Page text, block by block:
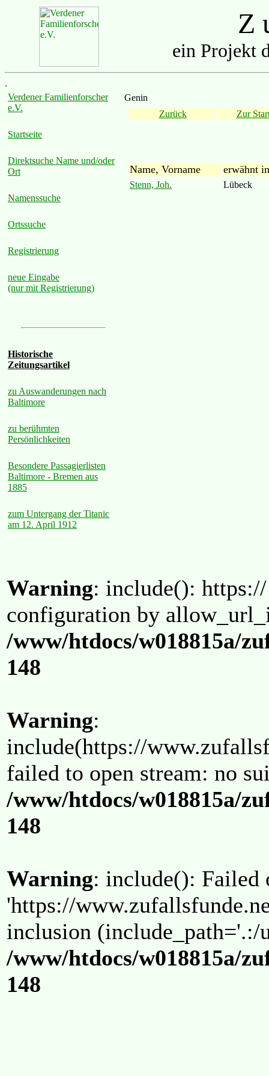
Z
ein Projekt
.
Verdener Familienforscher
e.V.
Startseite
Direktsuche Name und/oder
Ort
Namenssuche
Ortssuche
Registrierung
neue Eingabe
(nur mit Registrierung)
Historische
Zeitungsartikel
zu Auswanderungen nach
Baltimore
zu berühmten
Persönlichkeiten
Besondere Passagierlisten
Baltimore - Bremen aus
1885
zum Untergang der Titanic
am 12. April 1912
Genin
Zurück
Zur
Name, Vorname erwähnt in
Stenn, Joh. Lübeck
Warning: include():
configuration by
/www/htdocs/w018815a/
148
Warning:
include(https://
failed to open stream: no
/www/htdocs/w018815a/
148
Warning: include(): Failed
'https://
inclusion (include_path='.:/
/www/htdocs/w018815a/
148